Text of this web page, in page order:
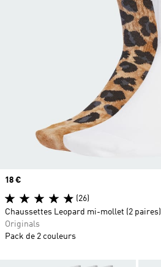
Prix
18 €
(26)
Chaussettes Leopard mi-mollet (2 paires)
Originals
Pack de 2 couleurs